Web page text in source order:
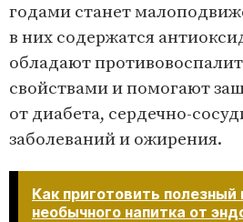
годами станет
в них содержатся
обладают
свойствами и помогают
от диабета, сердечно-
заболеваний и ожирения.
Как приготовить полезный
необычного напитка от